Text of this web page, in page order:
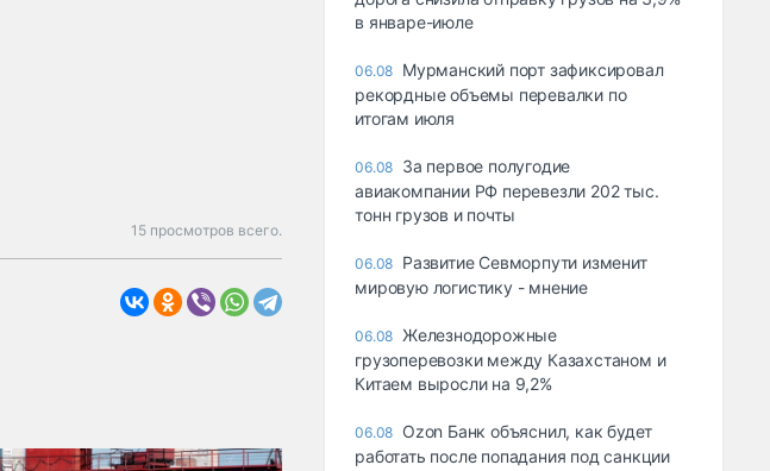
15 просмотров всего.
в январе-июле
06.08 Мурманский порт зафиксировал
рекордные объемы перевалки по
итогам июля
06.08 За первое полугодие
авиакомпании РФ перевезли 202 тыс.
тонн грузов и почты
06.08 Развитие Севморпути изменит
мировую логистику - мнение
06.08 Железнодорожные
грузоперевозки между Казахстаном и
Китаем выросли на 9,2%
06.08 Ozon Банк объяснил, как будет
работать после попадания под санкции